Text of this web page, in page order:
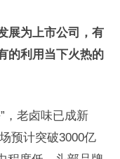
展为上市公司，有
的利用当下火热的
，老卤味已成新
预计突破3000亿